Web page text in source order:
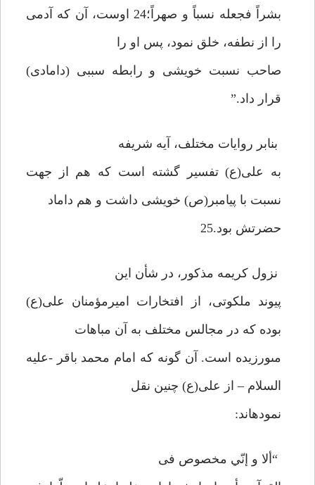
بشراً فجعله نسباً و صهراً؛24 اوست، آن كه آدمى
را از نطفه، خلق نمود، پس او را
صاحب نسبت خويشى و رابطه سببى (دامادى)
قرار داد.”
بنابر روايات مختلف، آيه شريفه
به على(ع) تفسير گشته است كه هم از جهت
نسبت با پيامبر(ص) خويشى داشت و هم داماد
حضرتش بود.25
نزول كريمه مذكور، در شأن اين
پيوند ملكوتى، از افتخارات اميرمؤمنان على(ع)
بوده كه در مجالس مختلف به آن مباهات
مى‏ورزيده است. آن گونه كه امام محمد باقر -عليه
السلام – از على(ع) چنين نقل
نموده‏اند:
“ألا و إنّي مخصوص فى